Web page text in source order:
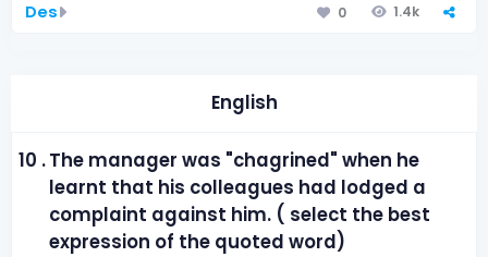
Des 0 1.4k
English
10 .The manager was "chagrined" when he
learnt that his colleagues had lodged a
complaint against him. ( select the best
expression of the quoted word)